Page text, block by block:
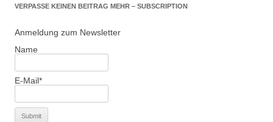
VERPASSE KEINEN BEITRAG MEHR – SUBSCRIPTION
Anmeldung zum Newsletter
Name
E-Mail*